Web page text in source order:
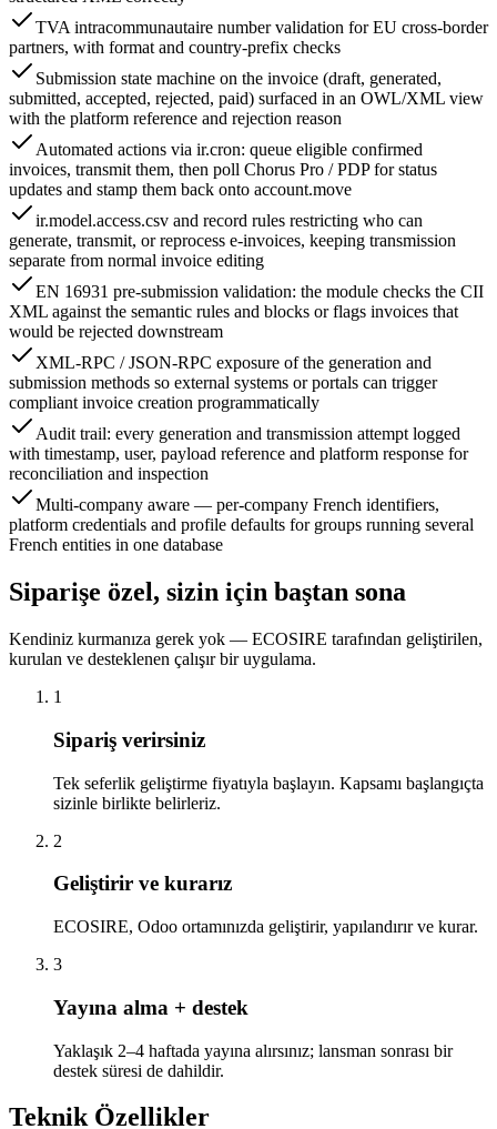
TVA intracommunautaire number validation for EU cross-border
partners, with format and country-prefix checks
Submission state machine on the invoice (draft, generated,
submitted, accepted, rejected, paid) surfaced in an OWL/XML view
with the platform reference and rejection reason
Automated actions via ir.cron: queue eligible confirmed
invoices, transmit them, then poll Chorus Pro / PDP for status
updates and stamp them back onto account.move
ir.model.access.csv and record rules restricting who can
generate, transmit, or reprocess e-invoices, keeping transmission
separate from normal invoice editing
EN 16931 pre-submission validation: the module checks the CII
XML against the semantic rules and blocks or flags invoices that
would be rejected downstream
XML-RPC / JSON-RPC exposure of the generation and
submission methods so external systems or portals can trigger
compliant invoice creation programmatically
Audit trail: every generation and transmission attempt logged
with timestamp, user, payload reference and platform response for
reconciliation and inspection
Multi-company aware — per-company French identifiers,
platform credentials and profile defaults for groups running several
French entities in one database
Siparişe özel, sizin için baştan sona
Kendiniz kurmanıza gerek yok — ECOSIRE tarafından geliştirilen,
kurulan ve desteklenen çalışır bir uygulama.
1
Sipariş verirsiniz
Tek seferlik geliştirme fiyatıyla başlayın. Kapsamı başlangıçta
sizinle birlikte belirleriz.
2
Geliştirir ve kurarız
ECOSIRE, Odoo ortamınızda geliştirir, yapılandırır ve kurar.
3
Yayına alma + destek
Yaklaşık 2–4 haftada yayına alırsınız; lansman sonrası bir
destek süresi de dahildir.
Teknik Özellikler